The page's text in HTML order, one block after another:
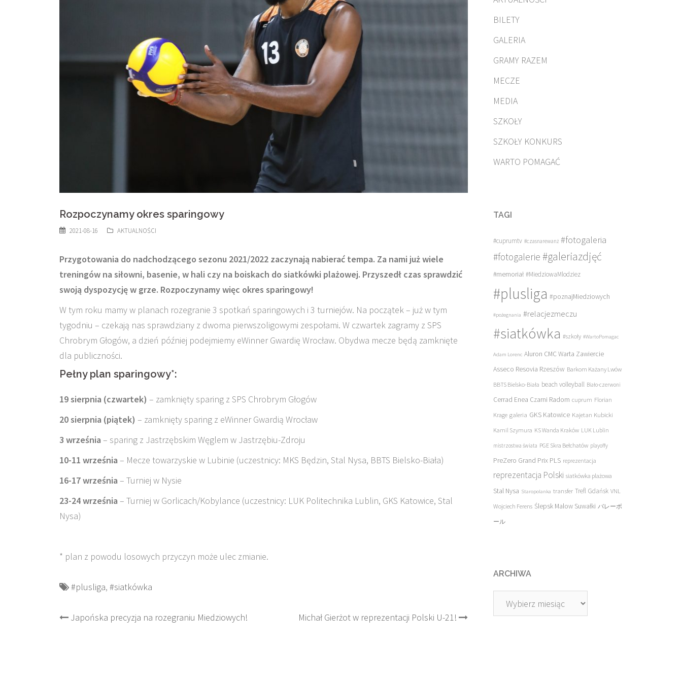
Rozpoczynamy okres sparingowy
2021-08-16 AKTUALNOŚCI
Przygotowania do nadchodzącego sezonu 2021/2022 zaczynają nabierać tempa. Za nami już wiele
treningów na siłowni, basenie, w hali czy na boiskach do siatkówki plażowej. Przyszedł czas sprawdzić
swoją dyspozycję w grze. Rozpoczynamy więc okres sparingowy!
W tym roku mamy w planach rozegranie 3 spotkań sparingowych i 3 turniejów. Na początek – już w tym
tygodniu – czekają nas sprawdziany z dwoma pierwszoligowymi zespołami. W czwartek zagramy z SPS
Chrobrym Głogów, a dzień później podejmiemy eWinner Gwardię Wrocław. Obydwa mecze będą zamknięte
dla publiczności.
Pełny plan sparingowy*:
19 sierpnia (czwartek) – zamknięty sparing z SPS Chrobrym Głogów
20 sierpnia (piątek) – zamknięty sparing z eWinner Gwardią Wrocław
3 września – sparing z Jastrzębskim Węglem w Jastrzębiu-Zdroju
10-11 września – Mecze towarzyskie w Lubinie (uczestnicy: MKS Będzin, Stal Nysa, BBTS Bielsko-Biała)
16-17 września – Turniej w Nysie
23-24 września – Turniej w Gorlicach/Kobylance (uczestnicy: LUK Politechnika Lublin, GKS Katowice, Stal
Nysa)
* plan z powodu losowych przyczyn może ulec zmianie.
#plusliga, #siatkówka
Post
Japońska precyzja na rozegraniu Miedziowych! Michał Gierżot w reprezentacji Polski U-21!
BILETY
GALERIA
GRAMY RAZEM
MECZE
MEDIA
SZKOŁY
SZKOŁY KONKURS
WARTO POMAGAĆ
TAGI
#cuprumtv #czasnarewanż #fotogaleria
#fotogalerie #galeriazdjęć
#memoriał #MiedziowaMlodziez
#plusliga #poznajMiedziowych
#pożegnania #relacjezmeczu
#siatkówka #szkoły #WartoPomagac
Adam Lorenc Aluron CMC Warta Zawiercie
Asseco Resovia Rzeszów Barkom Każany Lwów
BBTS Bielsko-Biała beach volleyball Biało-czerwoni
Cerrad Enea Czarni Radom cuprum Florian
Krage galeria GKS Katowice Kajetan Kubicki
Kamil Szymura KS Wanda Kraków LUK Lublin
mistrzostwa świata PGE Skra Bełchatów playoffy
PreZero Grand Prix PLS reprezentacja
reprezentacja Polski siatkówka plażowa
Stal Nysa Staropolanka transfer Trefl Gdańsk VNL
Wojciech Ferens Ślepsk Malow Suwałki バレーボ
ール
ARCHIWA
Archiwa